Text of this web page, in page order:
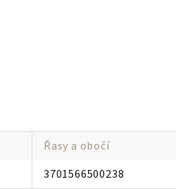
Řasy a obočí
3701566500238